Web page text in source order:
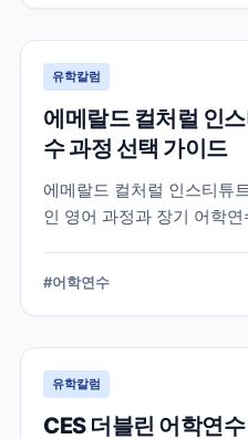
유학칼럼
에메랄드 컬처럴 인
수 과정 선택 가이드
에메랄드 컬처럴 인스티튜
인 영어 과정과 장기 어학
기준을 정리합니다.
#어학연수
유학칼럼
CES 더블린 어학연